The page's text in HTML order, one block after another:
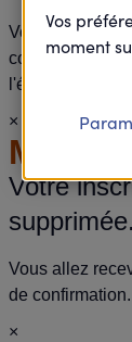
Vous allez
confirmation
l'évènement.
×
Merci
Votre
supprimée.
Vous allez
de confirmation.
×
Vos
moment